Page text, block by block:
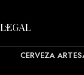
LEGAL
CERVEZA